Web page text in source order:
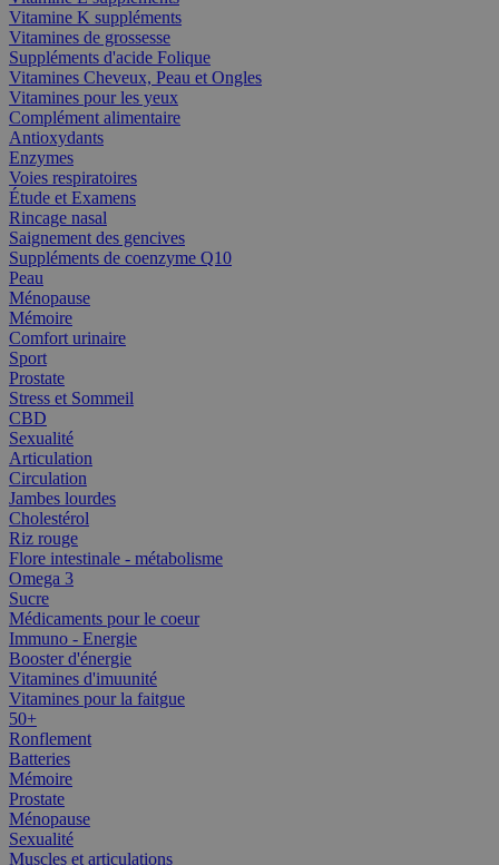
Vitamine K suppléments
Vitamines de grossesse
Suppléments d'acide Folique
Vitamines Cheveux, Peau et Ongles
Vitamines pour les yeux
Complément alimentaire
Antioxydants
Enzymes
Voies respiratoires
Étude et Examens
Rincage nasal
Saignement des gencives
Suppléments de coenzyme Q10
Peau
Ménopause
Mémoire
Comfort urinaire
Sport
Prostate
Stress et Sommeil
CBD
Sexualité
Articulation
Circulation
Jambes lourdes
Cholestérol
Riz rouge
Flore intestinale - métabolisme
Omega 3
Sucre
Médicaments pour le coeur
Immuno - Energie
Booster d'énergie
Vitamines d'imuunité
Vitamines pour la faitgue
50+
Ronflement
Batteries
Mémoire
Prostate
Ménopause
Sexualité
Muscles et articulations